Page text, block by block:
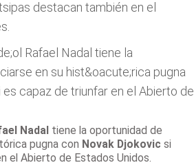
destacan también en el
Nadal tiene la oportunidad de
pugna con Novak Djokovic si
el Abierto de Estados Unidos.